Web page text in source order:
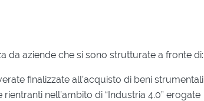
da aziende che si sono strutturate a fronte di:
finalizzate all’acquisto di beni
nell’ambito di “Industria 4.0” erogate